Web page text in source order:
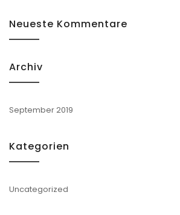
Neueste Kommentare
Archiv
September 2019
Kategorien
Uncategorized